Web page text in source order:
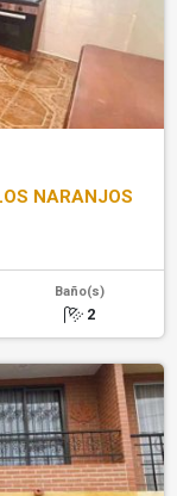
NARANJOS
Baño(s)
2